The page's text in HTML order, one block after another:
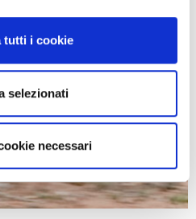
tutti i cookie
selezionati
necessari